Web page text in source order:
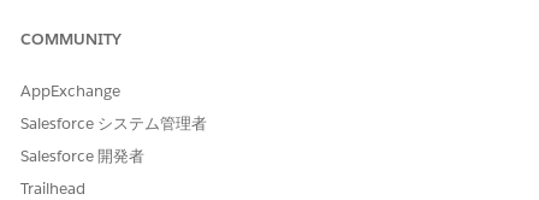
は、ユーザーに適切な権限セットと権限セット ライセンスが
の説明と、各権限セットに関連する権限セットライセンスが表
示されます。
取引先および個人取引先のページレイアウトとレコードタイプ
の作成
COMMUNITY
AppExchange
Salesforce システム管理者
Salesforce 開発者
Trailhead